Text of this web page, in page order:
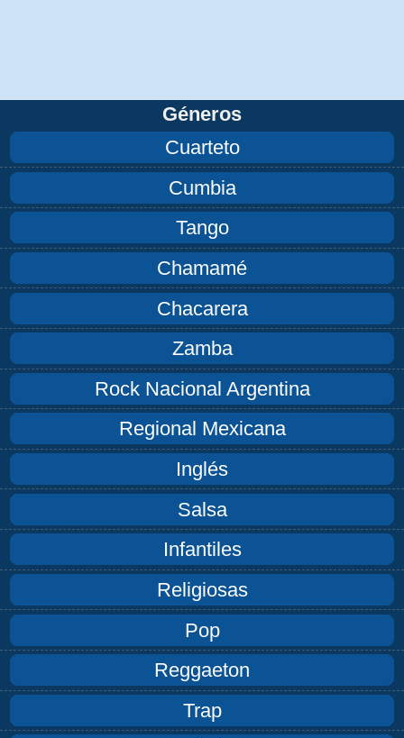
Géneros
Cuarteto
Cumbia
Tango
Chamamé
Chacarera
Zamba
Rock Nacional Argentina
Regional Mexicana
Inglés
Salsa
Infantiles
Religiosas
Pop
Reggaeton
Trap